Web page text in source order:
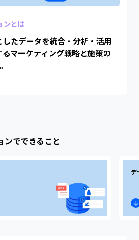
ョップ様向け）
康食品
行で施策の実行スピードが5
ソナライズヘアケアブランド
を展開するSpartyが得た、メ
を生み出す施策大全142選
ンとは
たデータを統合・分析・活用
マーケティング戦略と施策の
ンでできること
デ